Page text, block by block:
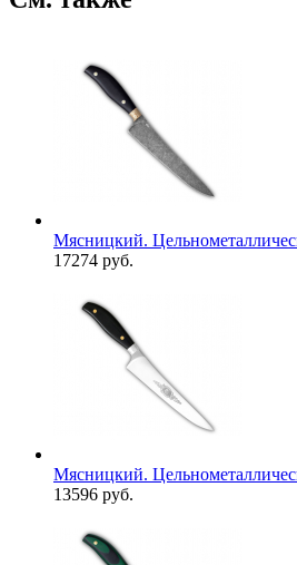
Мясницкий.
17274 руб.
Мясницкий.
13596 руб.